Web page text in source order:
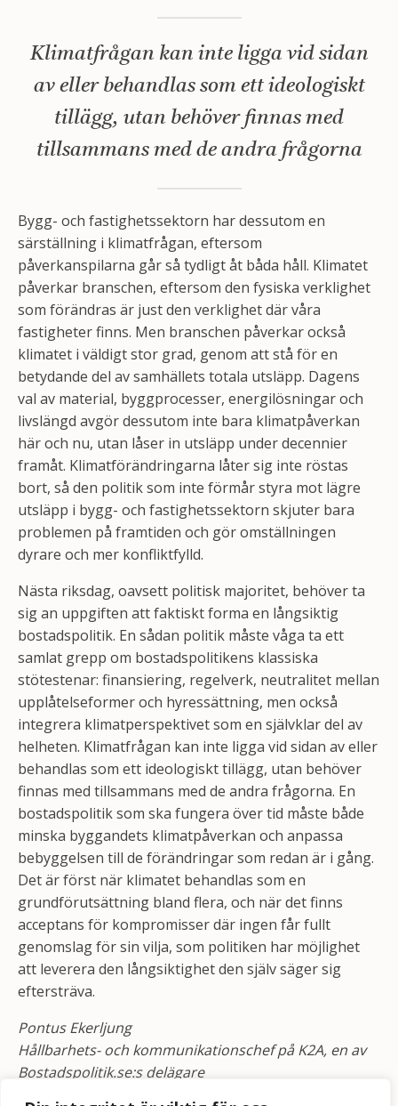
Klimatfrågan kan inte ligga vid sidan
av eller behandlas som ett ideologiskt
tillägg, utan behöver finnas med
tillsammans med de andra frågorna
Bygg- och fastighetssektorn har dessutom en
särställning i klimatfrågan, eftersom
påverkanspilarna går så tydligt åt båda håll. Klimatet
påverkar branschen, eftersom den fysiska verklighet
som förändras är just den verklighet där våra
fastigheter finns. Men branschen påverkar också
klimatet i väldigt stor grad, genom att stå för en
betydande del av samhällets totala utsläpp. Dagens
val av material, byggprocesser, energilösningar och
livslängd avgör dessutom inte bara klimatpåverkan
här och nu, utan låser in utsläpp under decennier
framåt. Klimatförändringarna låter sig inte röstas
bort, så den politik som inte förmår styra mot lägre
utsläpp i bygg- och fastighetssektorn skjuter bara
problemen på framtiden och gör omställningen
dyrare och mer konfliktfylld.
Nästa riksdag, oavsett politisk majoritet, behöver ta
sig an uppgiften att faktiskt forma en långsiktig
bostadspolitik. En sådan politik måste våga ta ett
samlat grepp om bostadspolitikens klassiska
stötestenar: finansiering, regelverk, neutralitet mellan
upplåtelseformer och hyressättning, men också
integrera klimatperspektivet som en självklar del av
helheten. Klimatfrågan kan inte ligga vid sidan av eller
behandlas som ett ideologiskt tillägg, utan behöver
finnas med tillsammans med de andra frågorna. En
bostadspolitik som ska fungera över tid måste både
minska byggandets klimatpåverkan och anpassa
bebyggelsen till de förändringar som redan är i gång.
Det är först när klimatet behandlas som en
grundförutsättning bland flera, och när det finns
acceptans för kompromisser där ingen får fullt
genomslag för sin vilja, som politiken har möjlighet
att leverera den långsiktighet den själv säger sig
eftersträva.
Pontus Ekerljung
Hållbarhets- och kommunikationschef på K2A, en av
Bostadspolitik.se:s delägare